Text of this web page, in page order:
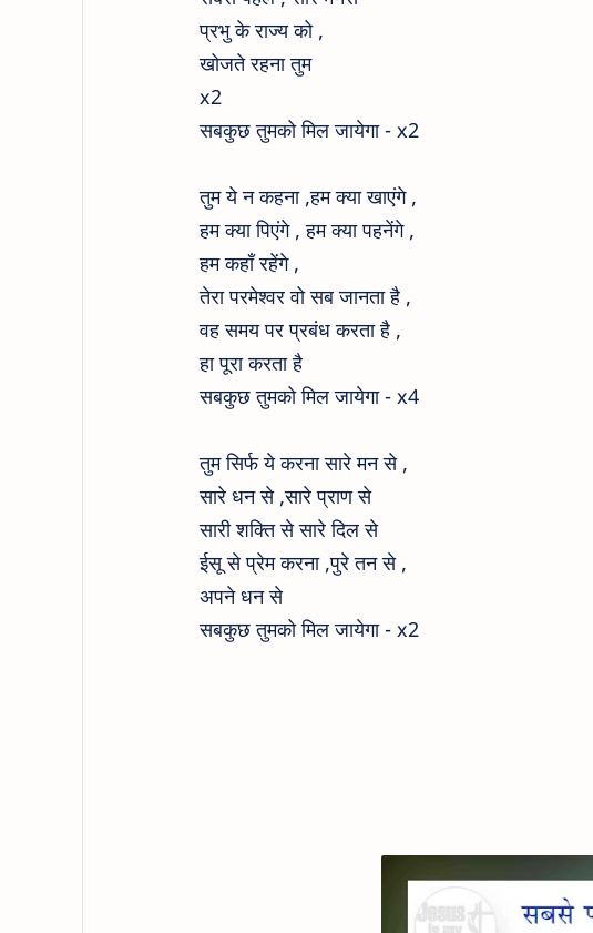
प्रभु के राज्य को ,
खोजते रहना तुम
x2
सबकुछ तुमको मिल जायेगा - x2
तुम ये न कहना ,हम क्या खाएंगे ,
हम क्या पिएंगे , हम क्या पहनेंगे ,
हम कहाँ रहेंगे ,
तेरा परमेश्वर वो सब जानता है ,
वह समय पर प्रबंध करता है ,
हा पूरा करता है
सबकुछ तुमको मिल जायेगा - x4
तुम सिर्फ ये करना सारे मन से ,
सारे धन से ,सारे प्राण से
सारी शक्ति से सारे दिल से
ईसू से प्रेम करना ,पुरे तन से ,
अपने धन से
सबकुछ तुमको मिल जायेगा - x2